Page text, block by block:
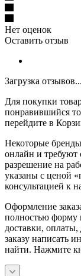
Нет оценок
Оставить отзыв
Загрузка отзывов...
Для покупки
понравившийся
перейдите в
Некоторые
онлайн и требуют
разрешение на
указаны с ценой
консультацией к
Оформление
полностью форму
доставки,
заказу написать
найти. Нажмите